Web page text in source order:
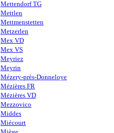
Mettendorf TG
Mettlen
Mettmenstetten
Metzerlen
Mex VD
Mex VS
Meyriez
Meyrin
Mézery-près-Donneloye
Mézières FR
Mézières VD
Mezzovico
Middes
Miécourt